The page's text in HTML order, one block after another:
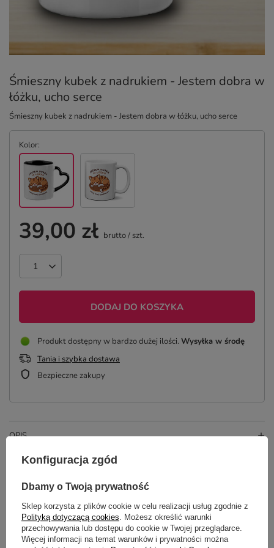
Śmieszny kubek z nadrukiem - Jestem dobra w
łóżku, ucho serce
Śmieszny kubek z nadrukiem - Jestem dobra w łóżku, ucho serce
Kolor
39,00 zł brutto/ szt.
DODAJ DO KOSZYKA
Produkt dostępny w bardzo dużej ilości Wysyłka w środę
Tania i szybka dostawa
Bezpieczne zakupy
OPIS
SZCZEGÓŁOWE DANE
OPINIE (0)
Potrzebujesz pomocy? Masz pytania?
Konfiguracja zgód
Dbamy o Twoją prywatność
Sklep korzysta z plików cookie w celu realizacji usług zgodnie z
Polityką dotyczącą cookies . Możesz określić warunki
przechowywania lub dostępu do cookie w Twojej przeglądarce.
Więcej informacji na temat warunków i prywatności można